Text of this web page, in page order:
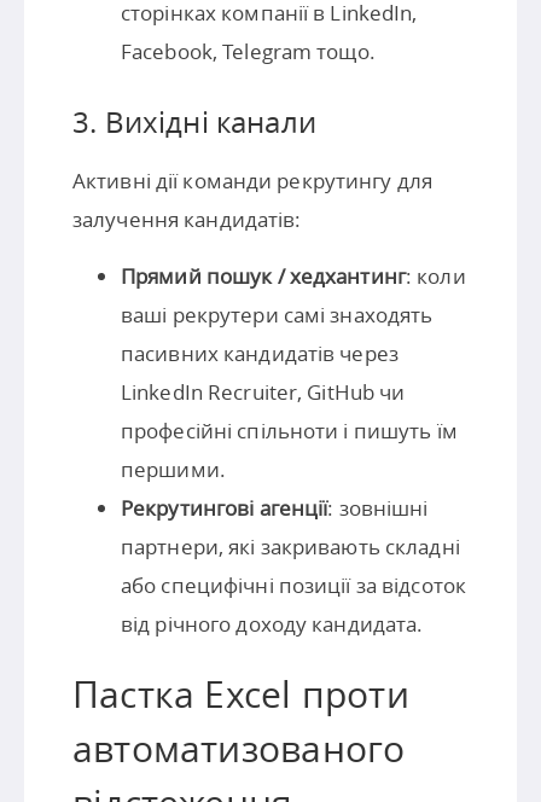
сторінках компанії в LinkedIn,
Facebook, Telegram тощо.
3. Вихідні канали
Активні дії команди рекрутингу для
залучення кандидатів:
Прямий пошук / хедхантинг: коли
ваші рекрутери самі знаходять
пасивних кандидатів через
LinkedIn Recruiter, GitHub чи
професійні спільноти і пишуть їм
першими.
Рекрутингові агенції: зовнішні
партнери, які закривають складні
або специфічні позиції за відсоток
від річного доходу кандидата.
Пастка Excel проти
автоматизованого